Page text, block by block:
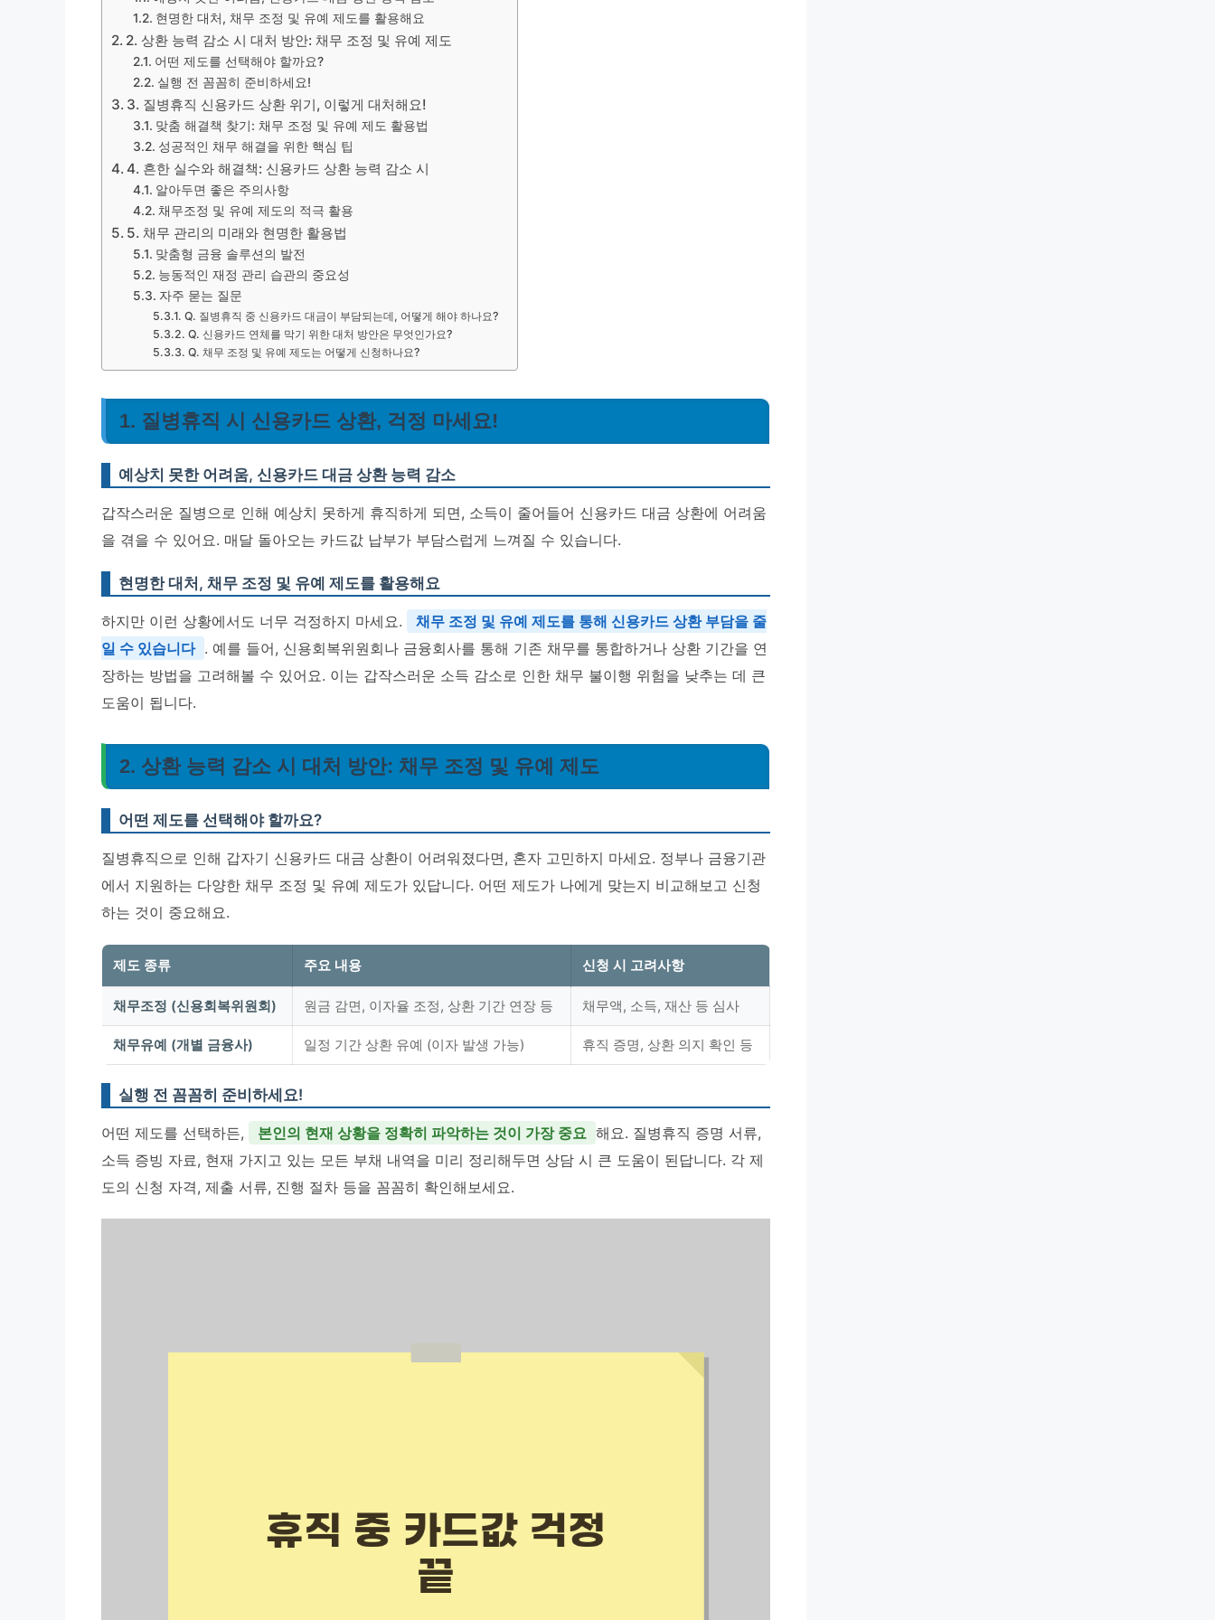
현명한 대처, 채무 조정 및 유예 제도를 활용해요
2. 상환 능력 감소 시 대처 방안: 채무 조정 및 유예 제도
어떤 제도를 선택해야 할까요?
실행 전 꼼꼼히 준비하세요!
3. 질병휴직 신용카드 상환 위기, 이렇게 대처해요!
맞춤 해결책 찾기: 채무 조정 및 유예 제도 활용법
성공적인 채무 해결을 위한 핵심 팁
4. 흔한 실수와 해결책: 신용카드 상환 능력 감소 시
알아두면 좋은 주의사항
채무조정 및 유예 제도의 적극 활용
5. 채무 관리의 미래와 현명한 활용법
맞춤형 금융 솔루션의 발전
능동적인 재정 관리 습관의 중요성
자주 묻는 질문
Q. 질병휴직 중 신용카드 대금이 부담되는데, 어떻게 해야 하나요?
Q. 신용카드 연체를 막기 위한 대처 방안은 무엇인가요?
Q. 채무 조정 및 유예 제도는 어떻게 신청하나요?
1. 질병휴직 시 신용카드 상환, 걱정 마세요!
예상치 못한 어려움, 신용카드 대금 상환 능력 감소
갑작스러운 질병으로 인해 예상치 못하게 휴직하게 되면, 소득이 줄어들어 신용카드 대금 상환에 어려움
을 겪을 수 있어요. 매달 돌아오는 카드값 납부가 부담스럽게 느껴질 수 있습니다.
현명한 대처, 채무 조정 및 유예 제도를 활용해요
하지만 이런 상황에서도 너무 걱정하지 마세요.
채무 조정 및 유예 제도를 통해 신용카드 상환 부담을 줄
일 수 있습니다 . 예를 들어, 신용회복위원회나 금융회사를 통해 기존 채무를 통합하거나 상환 기간을 연
장하는 방법을 고려해볼 수 있어요. 이는 갑작스러운 소득 감소로 인한 채무 불이행 위험을 낮추는 데 큰
도움이 됩니다.
2. 상환 능력 감소 시 대처 방안: 채무 조정 및 유예 제도
어떤 제도를 선택해야 할까요?
질병휴직으로 인해 갑자기 신용카드 대금 상환이 어려워졌다면, 혼자 고민하지 마세요. 정부나 금융기관
에서 지원하는 다양한 채무 조정 및 유예 제도가 있답니다. 어떤 제도가 나에게 맞는지 비교해보고 신청
하는 것이 중요해요.
제도 종류 주요 내용 신청 시 고려사항
채무조정 (신용회복위원회) 원금 감면, 이자율 조정, 상환 기간 연장 등 채무액, 소득, 재산 등 심사
채무유예 (개별 금융사) 일정 기간 상환 유예 (이자 발생 가능) 휴직 증명, 상환 의지 확인 등
실행 전 꼼꼼히 준비하세요!
어떤 제도를 선택하든, 본인의 현재 상황을 정확히 파악하는 것이 가장 중요 해요. 질병휴직 증명 서류,
소득 증빙 자료, 현재 가지고 있는 모든 부채 내역을 미리 정리해두면 상담 시 큰 도움이 된답니다. 각 제
도의 신청 자격, 제출 서류, 진행 절차 등을 꼼꼼히 확인해보세요.